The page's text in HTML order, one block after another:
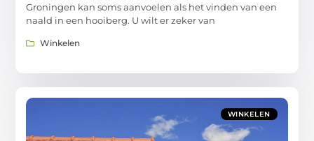
Groningen kan soms aanvoelen als het vinden van een
naald in een hooiberg. U wilt er zeker van
Winkelen
WINKELEN